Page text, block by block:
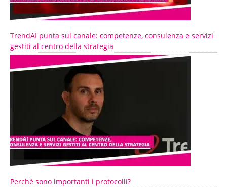
TrendAI punta sul canale: competenze, consulenza e servizi
gestiti al centro della strategia
Perché sono importanti i protocolli?